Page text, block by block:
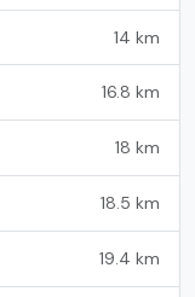
14 km
16.8 km
18 km
18.5 km
19.4 km